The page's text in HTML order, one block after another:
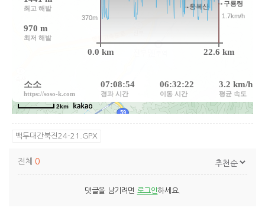
백두대간북진24-21.GPX
전체 0
댓글을 남기려면 로그인하세요.